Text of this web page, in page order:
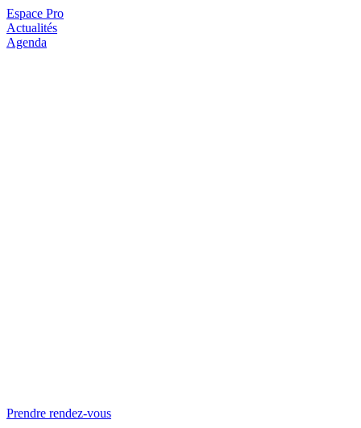
Espace Pro
Actualités
Agenda
Prendre rendez-vous